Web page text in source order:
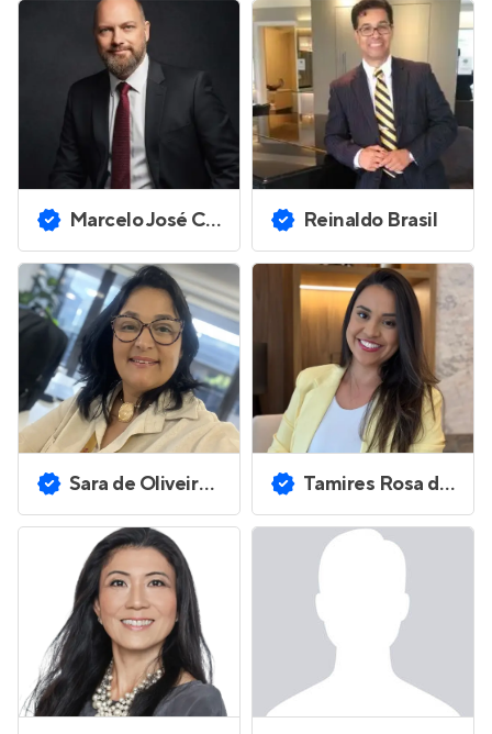
Marcelo José Contell Reinaldo Brasil
Sara de Oliveira Toriani Tamires Rosa de Oliveira